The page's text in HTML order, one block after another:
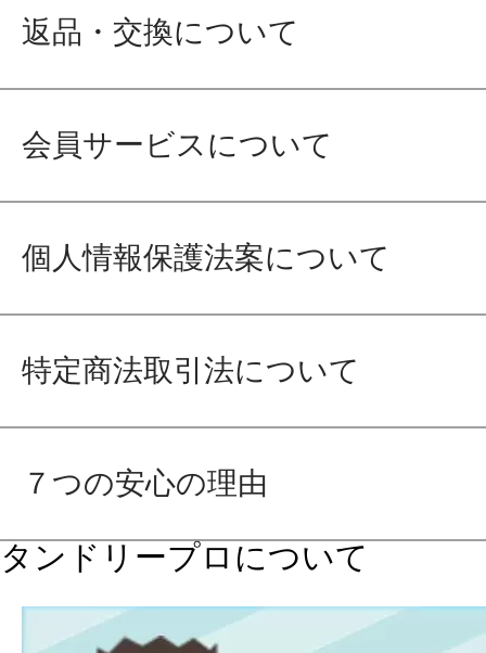
返品・交換について
会員サービスについて
個人情報保護法案について
特定商法取引法について
７つの安心の理由
タンドリープロについて